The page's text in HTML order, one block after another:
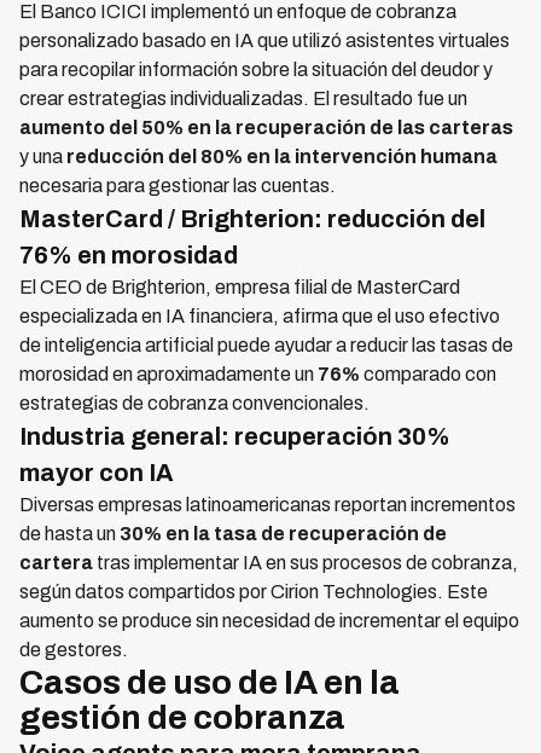
El Banco ICICI implementó un enfoque de cobranza
personalizado basado en IA que utilizó asistentes virtuales
para recopilar información sobre la situación del deudor y
crear estrategias individualizadas. El resultado fue un
aumento del 50% en la recuperación de las carteras
y una reducción del 80% en la intervención humana
necesaria para gestionar las cuentas.
MasterCard / Brighterion: reducción del
76% en morosidad
El CEO de Brighterion, empresa filial de MasterCard
especializada en IA financiera, afirma que el uso efectivo
de inteligencia artificial puede ayudar a reducir las tasas de
morosidad en aproximadamente un 76% comparado con
estrategias de cobranza convencionales.
Industria general: recuperación 30%
mayor con IA
Diversas empresas latinoamericanas reportan incrementos
de hasta un 30% en la tasa de recuperación de
cartera tras implementar IA en sus procesos de cobranza,
según datos compartidos por Cirion Technologies. Este
aumento se produce sin necesidad de incrementar el equipo
de gestores.
Casos de uso de IA en la
gestión de cobranza